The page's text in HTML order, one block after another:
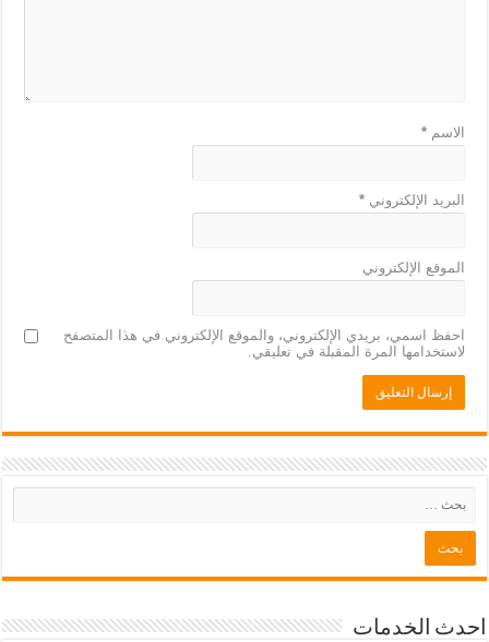
الاسم*
البريد الإلكتروني*
الموقع الإلكتروني
احفظ اسمي، بريدي الإلكتروني، والموقع الإلكتروني في هذا المتصفح
لاستخدامها المرة المقبلة في تعليقي.
احدث الخدمات